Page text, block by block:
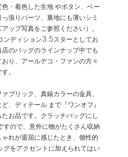
・着色した生地 やボタン、ベー
張りパーツ、裏地にも薄いシミ
ップ写真をご参照ください）。
ンディション3.5スターとしてお
のバッグのラインナップ中でも
り、アールデコ・ファンの方々
。
ブリック、真鍮カラーの金具、
、ディテール まで『ワンオフ』
たお品です。クラッチバッグにし
すので、意外に物がたくさん収納
れが退屈に感じたとき、個性的
グをアクセントに加えられてはい